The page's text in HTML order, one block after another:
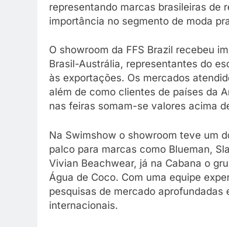
representando marcas brasileiras de
importância no segmento de moda
O showroom da FFS Brazil recebeu
Brasil-Austrália, representantes do
às exportações. Os mercados
além de como clientes de países da
nas feiras somam-se valores acima
Na Swimshow o showroom teve um
palco para marcas como Blueman,
Vivian Beachwear, já na Cabana o
Água de Coco. Com uma equipe
pesquisas de mercado
internacionais.